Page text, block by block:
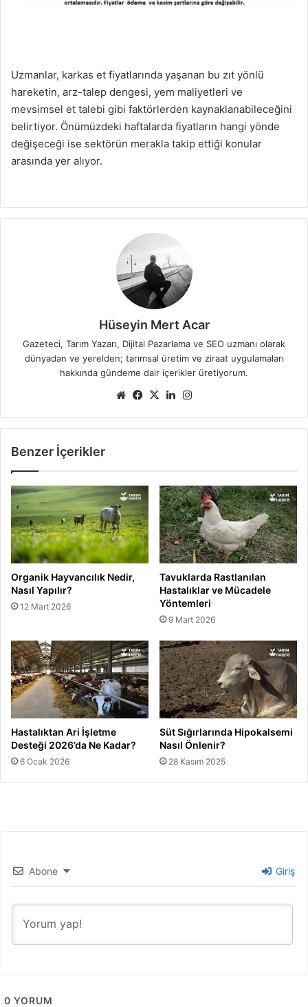
Uzmanlar, karkas et fiyatlarında yaşanan bu zıt yönlü
hareketin, arz-talep dengesi, yem maliyetleri ve
mevsimsel et talebi gibi faktörlerden kaynaklanabileceğini
belirtiyor. Önümüzdeki haftalarda fiyatların hangi yönde
değişeceği ise sektörün merakla takip ettiği konular
arasında yer alıyor.
Hüseyin Mert Acar
Gazeteci, Tarım Yazarı, Dijital Pazarlama ve SEO uzmanı olarak
dünyadan ve yerelden; tarımsal üretim ve ziraat uygulamaları
hakkında gündeme dair içerikler üretiyorum.
Web Facebook
X LinkedIn
Benzer İçerikler
Organik Hayvancılık Nedir,
Nasıl Yapılır?
12 Mart 2026
Tavuklarda Rastlanılan
Hastalıklar ve Mücadele
Yöntemleri
9 Mart 2026
Hastalıktan Ari İşletme
Desteği 2026’da Ne Kadar?
6 Ocak 2026
Süt Sığırlarında Hipokalsemi
Nasıl Önlenir?
28 Kasım 2025
Abone Giriş
0 YORUM